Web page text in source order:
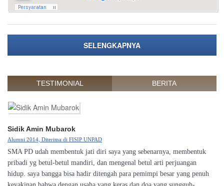
SELENGKAPNYA
TESTIMONIAL BERITA
Sidik Amin Mubarok
Alumni 2014, Diterima di FISIP UNPAD
SMA PD udah membentuk jati diri saya yang sebenarnya, membentuk
pribadi yg betul-betul mandiri, dan mengenal betul arti perjuangan
hidup. saya bangga bisa hadir ditengah para pemimpi besar yang penuh